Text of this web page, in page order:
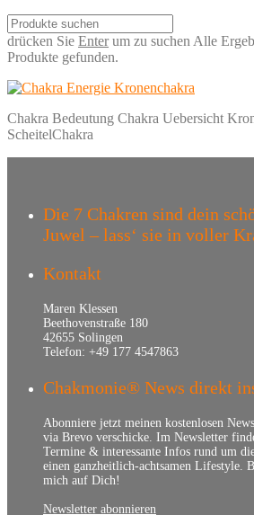
drücken Sie Enterum zu suchen Alle
Produkte gefunden.
Chakra Bedeutung Chakra Uebersicht
ScheitelChakra
Die 7 Chakren sind dein
Juwel – lass‘ sie in voller
Kontakt
Maren Klessen
Beethovenstraße 180
42655 Solingen
Telefon: +49 177 4547863
Chakmonie® News direkt
Abonniere jetzt meinen kostenlosen
via Brevo verschicke. Im Newsletter
Termine & interessante Infos rund um
einen ganzheitlich-achtsamen Lifestyle.
mich auf Dich!
Newsletter abonnieren